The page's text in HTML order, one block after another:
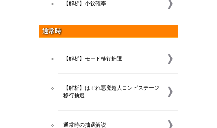
【解析】小役確率
通常時
【解析】モード移行抽選
【解析】はぐれ悪魔超人コンビステージ
移行抽選
通常時の抽選解説